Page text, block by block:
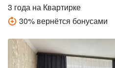
3 года на Квартирке
30% вернётся бонусами